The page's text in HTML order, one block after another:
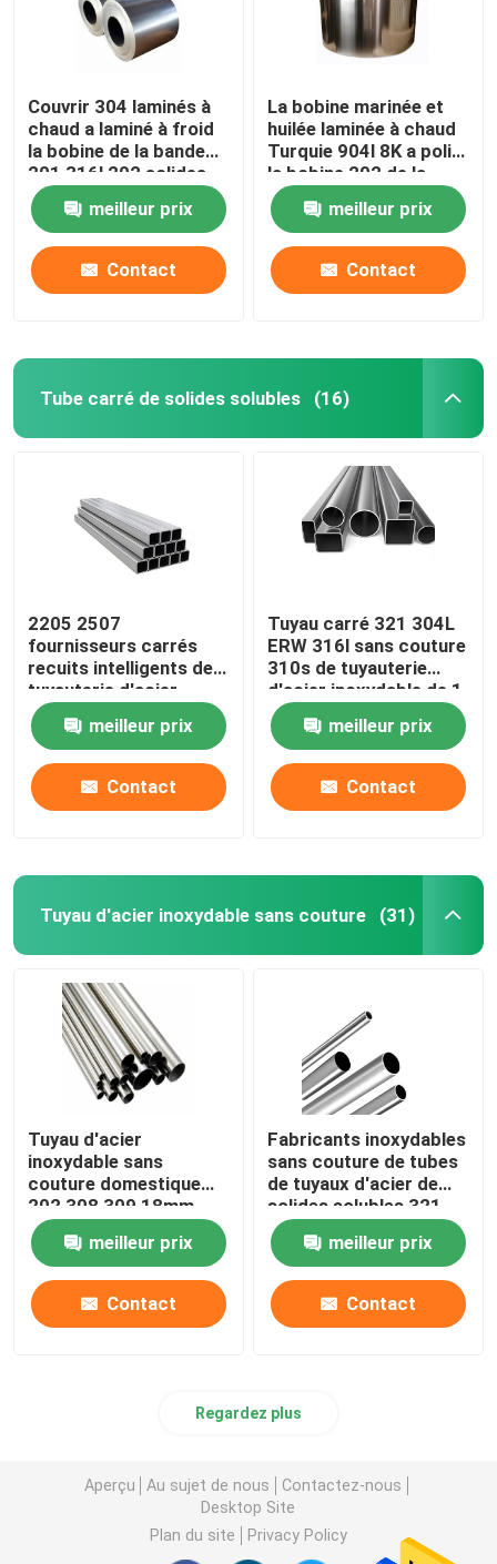
Couvrir 304 laminés à
chaud a laminé à froid
la bobine de la bande
201 316l 202 solides
solubles 304 de bobine
d'acier inoxydable
meilleur prix
Contact
La bobine marinée et
huilée laminée à chaud
Turquie 904l 8K a poli
la bobine 202 de la
bobine 430 solides
solubles d'acier
inoxydable
meilleur prix
Contact
Tube carré de solides solubles (16)
2205 2507
fournisseurs carrés
recuits intelligents de
tuyauterie d'acier
inoxydable du tube
310S 201 304 304L
316 316L
meilleur prix
Contact
Tuyau carré 321 304L
ERW 316l sans couture
310s de tuyauterie
d'acier inoxydable de 1
pouce 0,4 millimètres
meilleur prix
Contact
Tuyau d'acier inoxydable sans couture (31)
Tuyau d'acier
inoxydable sans
couture domestique
202 308 309 18mm
22mm 2 tube d'Inox de
pouce 304meilleur prix
Contact
Fabricants inoxydables
sans couture de tubes
de tuyaux d'acier de
solides solubles 321
16mm 16 échangeur de
chaleur de la mesure
304
meilleur prix
Contact
Regardez plus
Aperçu Au sujet de nous
Contactez-nous
Desktop Site
Plan du site
Privacy Policy